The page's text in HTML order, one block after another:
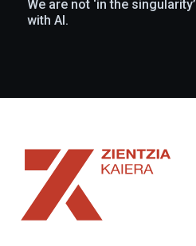
We are not ‘in the singularity’
with AI.
Zientzia
Kaiera